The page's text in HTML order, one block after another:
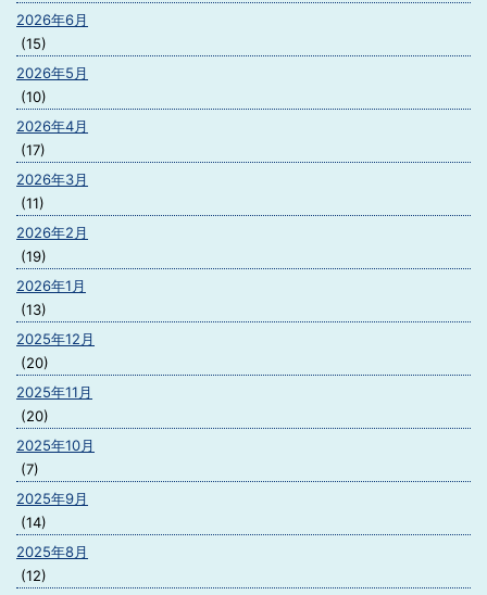
2026年6月
(15)
2026年5月
(10)
2026年4月
(17)
2026年3月
(11)
2026年2月
(19)
2026年1月
(13)
2025年12月
(20)
2025年11月
(20)
2025年10月
(7)
2025年9月
(14)
2025年8月
(12)